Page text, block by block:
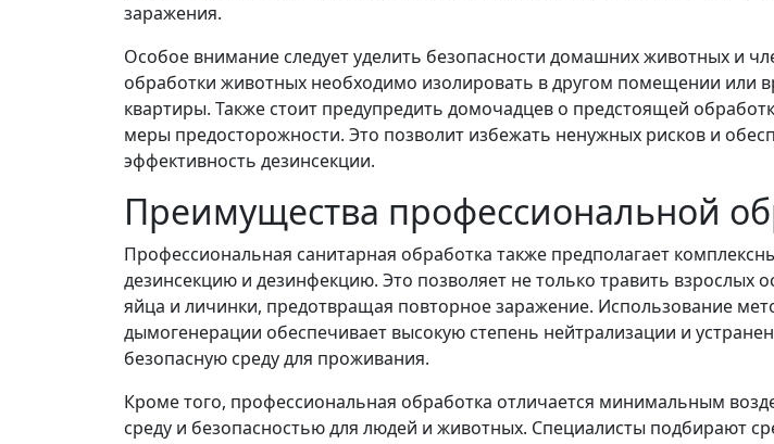
заражения.
Особое внимание следует уделить безопасности домашних животных и
обработки животных необходимо изолировать в другом помещении или
квартиры. Также стоит предупредить домочадцев о предстоящей
меры предосторожности. Это позволит избежать ненужных рисков и
эффективность дезинсекции.
Преимущества профессиональной
Профессиональная санитарная обработка также предполагает
дезинсекцию и дезинфекцию. Это позволяет не только травить взрослых
яйца и личинки, предотвращая повторное заражение. Использование
дымогенерации обеспечивает высокую степень нейтрализации и
безопасную среду для проживания.
Кроме того, профессиональная обработка отличается минимальным
среду и безопасностью для людей и животных. Специалисты подбирают